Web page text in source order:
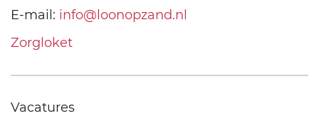
E-mail: info@loonopzand.nl
Zorgloket
Vacatures